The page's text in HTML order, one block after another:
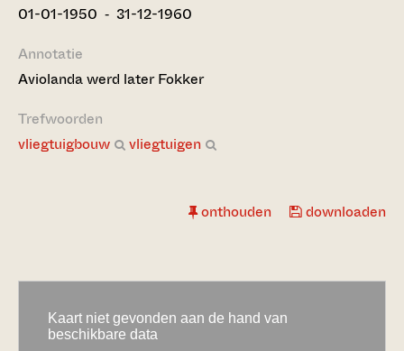
01-01-1950 ‐ 31-12-1960
Annotatie
Aviolanda werd later Fokker
Trefwoorden
vliegtuigbouw
vliegtuigen
onthouden downloaden